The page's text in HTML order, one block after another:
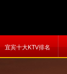
宜宾十大KTV排名